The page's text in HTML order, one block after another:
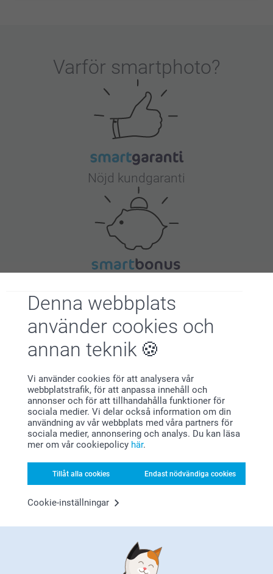
Denna webbplats
använder cookies och
annan teknik
Vi använder cookies för att analysera vår
webbplatstrafik, för att anpassa innehåll och
annonser och för att tillhandahålla funktioner för
sociala medier. Vi delar också information om din
användning av vår webbplats med våra partners för
sociala medier, annonsering och analys. Du kan läsa
mer om vår cookiepolicy här.
Tillåt alla cookies Endast nödvändiga cookies
Cookie-inställningar
Varför smartphoto?
Nöjd kundgaranti
Letar du efter inspiration?
Förstklassig kundservice
Registrera dig till vårt nyhetsbrev